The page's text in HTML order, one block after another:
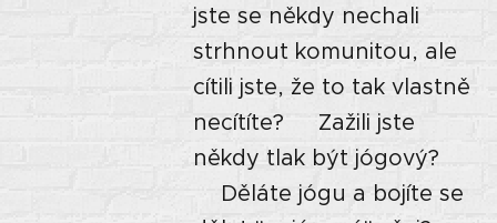
jste se někdy nechali
strhnout komunitou, ale
cítili jste, že to tak vlastně
necítíte? ⭐Zažili jste
někdy tlak být jógový?
⭐Děláte jógu a bojíte se